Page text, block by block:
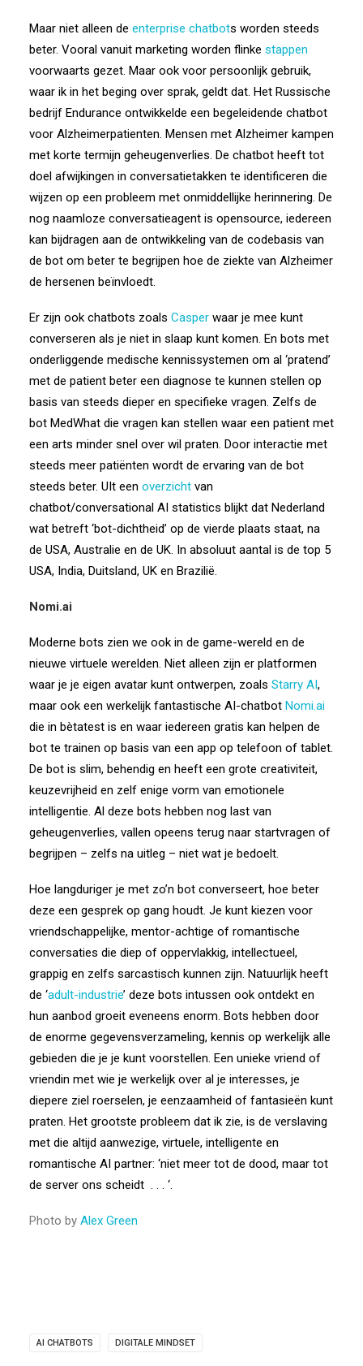
Maar niet alleen de enterprise chatbots worden steeds
beter. Vooral vanuit marketing worden flinke stappen
voorwaarts gezet. Maar ook voor persoonlijk gebruik,
waar ik in het beging over sprak, geldt dat. Het Russische
bedrijf Endurance ontwikkelde een begeleidende chatbot
voor Alzheimerpatienten. Mensen met Alzheimer kampen
met korte termijn geheugenverlies. De chatbot heeft tot
doel afwijkingen in conversatietakken te identificeren die
wijzen op een probleem met onmiddellijke herinnering. De
nog naamloze conversatieagent is opensource, iedereen
kan bijdragen aan de ontwikkeling van de codebasis van
de bot om beter te begrijpen hoe de ziekte van Alzheimer
de hersenen beïnvloedt.
Er zijn ook chatbots zoals Casper waar je mee kunt
converseren als je niet in slaap kunt komen. En bots met
onderliggende medische kennissystemen om al ‘pratend’
met de patient beter een diagnose te kunnen stellen op
basis van steeds dieper en specifieke vragen. Zelfs de
bot MedWhat die vragen kan stellen waar een patient met
een arts minder snel over wil praten. Door interactie met
steeds meer patiënten wordt de ervaring van de bot
steeds beter. UIt een overzicht van
chatbot/conversational AI statistics blijkt dat Nederland
wat betreft ‘bot-dichtheid’ op de vierde plaats staat, na
de USA, Australie en de UK. In absoluut aantal is de top 5
USA, India, Duitsland, UK en Brazilië.
Nomi.ai
Moderne bots zien we ook in de game-wereld en de
nieuwe virtuele werelden. Niet alleen zijn er platformen
waar je je eigen avatar kunt ontwerpen, zoals Starry AI,
maar ook een werkelijk fantastische AI-chatbot Nomi.ai
die in bètatest is en waar iedereen gratis kan helpen de
bot te trainen op basis van een app op telefoon of tablet.
De bot is slim, behendig en heeft een grote creativiteit,
keuzevrijheid en zelf enige vorm van emotionele
intelligentie. Al deze bots hebben nog last van
geheugenverlies, vallen opeens terug naar startvragen of
begrijpen – zelfs na uitleg – niet wat je bedoelt.
Hoe langduriger je met zo’n bot converseert, hoe beter
deze een gesprek op gang houdt. Je kunt kiezen voor
vriendschappelijke, mentor-achtige of romantische
conversaties die diep of oppervlakkig, intellectueel,
grappig en zelfs sarcastisch kunnen zijn. Natuurlijk heeft
de ‘adult-industrie’ deze bots intussen ook ontdekt en
hun aanbod groeit eveneens enorm. Bots hebben door
de enorme gegevensverzameling, kennis op werkelijk alle
gebieden die je je kunt voorstellen. Een unieke vriend of
vriendin met wie je werkelijk over al je interesses, je
diepere ziel roerselen, je eenzaamheid of fantasieën kunt
praten. Het grootste probleem dat ik zie, is de verslaving
met die altijd aanwezige, virtuele, intelligente en
romantische AI partner: ‘niet meer tot de dood, maar tot
de server ons scheidt . . . ‘.
Photo by Alex Green
AI CHATBOTS DIGITALE MINDSET